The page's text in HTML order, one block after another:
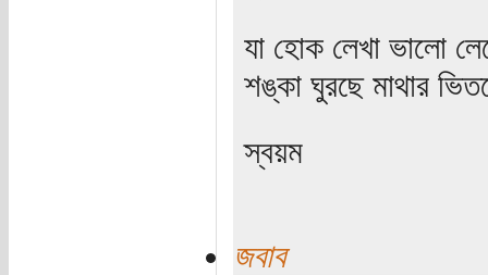
যা হোক লেখা ভালো
শঙ্কা ঘুরছে মাথার
স্বয়ম
জবাব